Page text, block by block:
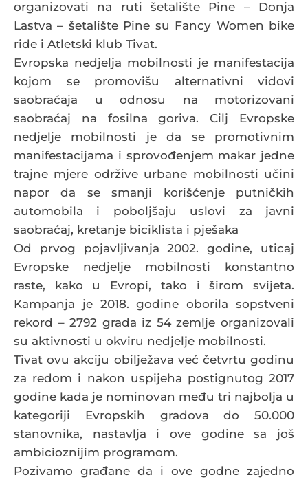
organizovati na ruti šetalište Pine – Donja
Lastva – šetalište Pine su Fancy Women bike
ride i Atletski klub Tivat.
Evropska nedjelja mobilnosti je manifestacija
kojom se promovišu alternativni vidovi
saobraćaja u odnosu na motorizovani
saobraćaj na fosilna goriva. Cilj Evropske
nedjelje mobilnosti je da se promotivnim
manifestacijama i sprovođenjem makar jedne
trajne mjere održive urbane mobilnosti učini
napor da se smanji korišćenje putničkih
automobila i poboljšaju uslovi za javni
saobraćaj, kretanje biciklista i pješaka
Od prvog pojavljivanja 2002. godine, uticaj
Evropske nedjelje mobilnosti konstantno
raste, kako u Evropi, tako i širom svijeta.
Kampanja je 2018. godine oborila sopstveni
rekord – 2792 grada iz 54 zemlje organizovali
su aktivnosti u okviru nedjelje mobilnosti.
Tivat ovu akciju obilježava već četvrtu godinu
za redom i nakon uspijeha postignutog 2017
godine kada je nominovan među tri najbolja u
kategoriji Evropskih gradova do 50.000
stanovnika, nastavlja i ove godine sa još
ambicioznijim programom.
Pozivamo građane da i ove godne zajedno